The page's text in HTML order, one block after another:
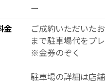
ー
金
ご成約いただいた
まで駐車場代をプ
※金券のぞく
駐車場の詳細は店